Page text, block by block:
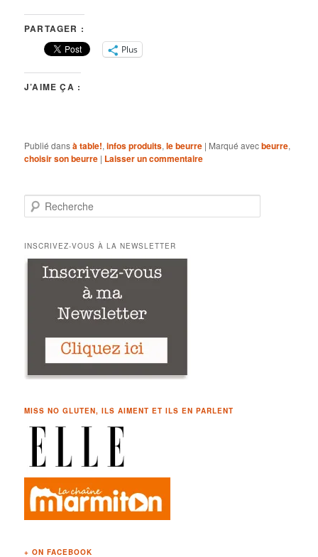
PARTAGER :
Plus
J’AIME ÇA :
Publié dansà table!,infos produits,le beurre | Marqué avecbeurre,
choisir son beurre | Laisser un commentaire
e
h
e
INSCRIVEZ-VOUS À LA NEWSLETTER
MISS NO GLUTEN, ILS AIMENT ET ILS EN PARLENT
+ ON FACEBOOK